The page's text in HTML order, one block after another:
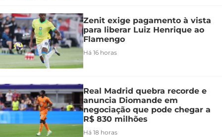
Zenit exige pagamento à vista
para liberar Luiz Henrique ao
Flamengo
Há 16 horas
Real Madrid quebra recorde e
anuncia Diomande em
negociação que pode chegar a
R$ 830 milhões
Há 18 horas